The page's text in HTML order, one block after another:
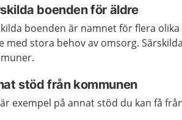
boenden för äldre
boenden är namnet för flera
med stora behov av omsorg.
stöd från kommunen
exempel på annat stöd du kan få